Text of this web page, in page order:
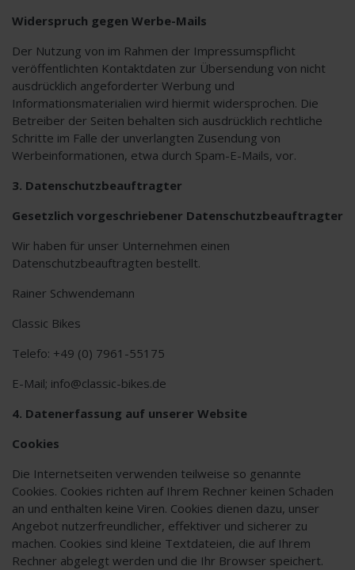
Widerspruch gegen Werbe-Mails
Der Nutzung von im Rahmen der Impressumspflicht
veröffentlichten Kontaktdaten zur Übersendung von nicht
ausdrücklich angeforderter Werbung und
Informationsmaterialien wird hiermit widersprochen. Die
Betreiber der Seiten behalten sich ausdrücklich rechtliche
Schritte im Falle der unverlangten Zusendung von
Werbeinformationen, etwa durch Spam-E-Mails, vor.
3. Datenschutzbeauftragter
Gesetzlich vorgeschriebener Datenschutzbeauftragter
Wir haben für unser Unternehmen einen
Datenschutzbeauftragten bestellt.
Rainer Schwendemann
Classic Bikes
Telefo: +49 (0) 7961-55175
E-Mail; info@classic-bikes.de
4. Datenerfassung auf unserer Website
Cookies
Die Internetseiten verwenden teilweise so genannte
Cookies. Cookies richten auf Ihrem Rechner keinen Schaden
an und enthalten keine Viren. Cookies dienen dazu, unser
Angebot nutzerfreundlicher, effektiver und sicherer zu
machen. Cookies sind kleine Textdateien, die auf Ihrem
Rechner abgelegt werden und die Ihr Browser speichert.